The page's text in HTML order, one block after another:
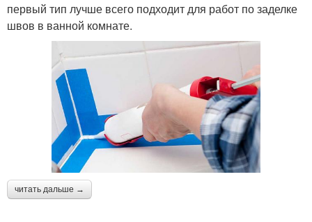
первый тип лучше всего подходит для работ по заделке
швов в ванной комнате.
читать дальше →